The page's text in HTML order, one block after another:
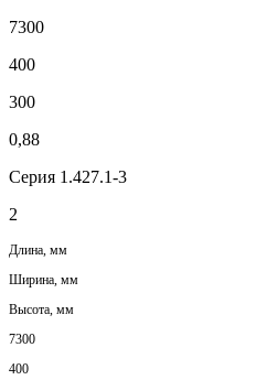
7300
400
300
0,88
Серия 1.427.1-3
2
Длина, мм
Ширина, мм
Высота, мм
7300
400